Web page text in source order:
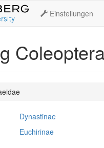
Einstellungen
Dynastinae
Euchirinae